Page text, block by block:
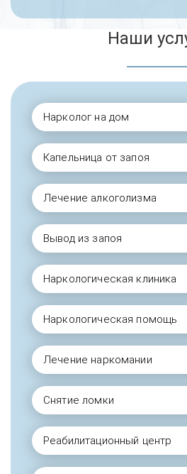
Наши
Нарколог на дом
Капельница от запоя
Лечение алкоголизма
Вывод из запоя
Наркологическая клиника
Наркологическая помощь
Лечение наркомании
Снятие ломки
Реабилитационный центр